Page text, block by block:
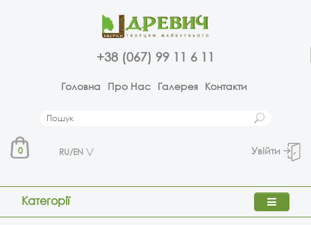
+38 (067) 99 11 6 11
Головна Про Нас Галерея Контакти
0 RU/EN Увійти
Категорії